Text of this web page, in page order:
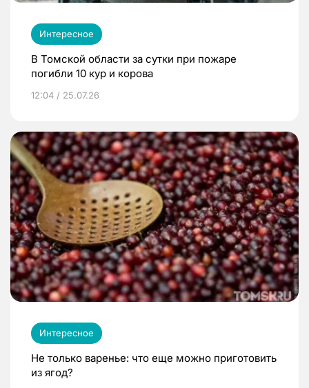
Интересное
В Томской области за сутки при пожаре
погибли 10 кур и корова
12:04 / 25.07.26
Интересное
Не только варенье: что еще можно приготовить
из ягод?